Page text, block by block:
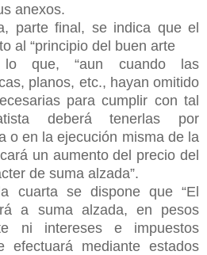
anexos.
parte final, se indica que el
al “principio del buen arte
lo que, “aun cuando las
planos, etc., hayan omitido
para cumplir con tal
deberá tenerlas por
o en la ejecución misma de la
un aumento del precio del
de suma alzada”.
cuarta se dispone que “El
a suma alzada, en pesos
ni intereses e impuestos
efectuará mediante estados